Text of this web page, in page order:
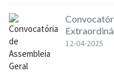
12-04-2025